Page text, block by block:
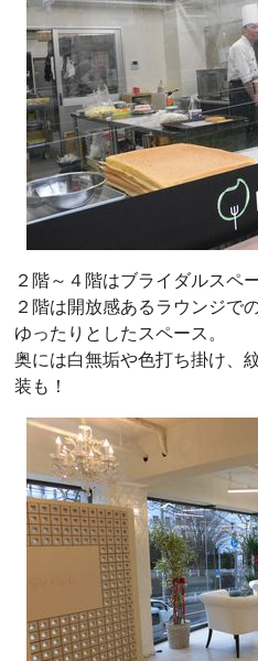
２階～４階はブライダルスペ
２階は開放感あるラウンジで
ゆったりとしたスペース。
奥には白無垢や色打ち掛け、
装も！